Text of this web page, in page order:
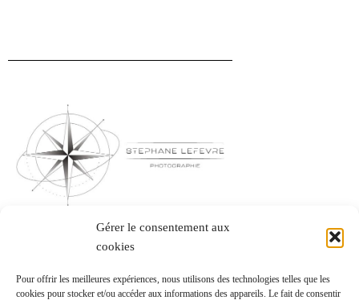
Gérer le consentement aux
cookies
Pour offrir les meilleures expériences, nous utilisons des technologies telles que les
cookies pour stocker et/ou accéder aux informations des appareils. Le fait de consentir
Mentions légales